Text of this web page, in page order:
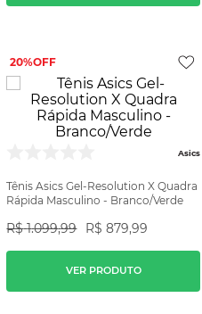
20%
Asics
Tênis Asics Gel-Resolution X Quadra
Rápida Masculino - Branco/Verde
R$ 1.099,99 R$ 879,99
VER PRODUTO